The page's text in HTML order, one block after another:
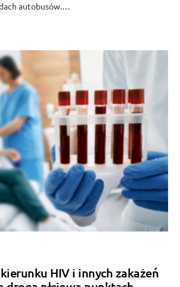
autobusów.…
HIV i innych zakażeń